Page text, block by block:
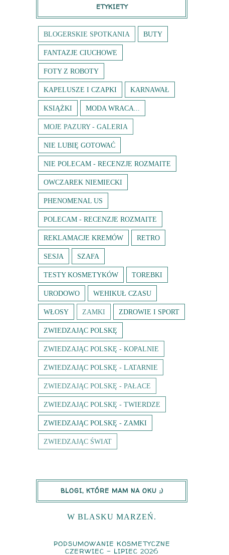
ETYKIETY
BLOGERSKIE SPOTKANIA BUTY
FANTAZJE CIUCHOWE
FOTY Z ROBOTY
KAPELUSZE I CZAPKI KARNAWAŁ
KSIĄŻKI MODA WRACA...
MOJE PAZURY - GALERIA
NIE LUBIĘ GOTOWAĆ
NIE POLECAM - RECENZJE ROZMAITE
OWCZAREK NIEMIECKI
PHENOMENAL US
POLECAM - RECENZJE ROZMAITE
REKLAMACJE KREMÓW RETRO
SESJA SZAFA
TESTY KOSMETYKÓW TOREBKI
URODOWO WEHIKUŁ CZASU
WŁOSY ZAMKI ZDROWIE I SPORT
ZWIEDZAJĄC POLSKĘ
ZWIEDZAJĄC POLSKĘ - KOPALNIE
ZWIEDZAJĄC POLSKĘ - LATARNIE
ZWIEDZAJĄC POLSKĘ - PAŁACE
ZWIEDZAJĄC POLSKĘ - TWIERDZE
ZWIEDZAJĄC POLSKĘ - ZAMKI
ZWIEDZAJĄC ŚWIAT
BLOGI, KTÓRE MAM NA OKU ;)
W BLASKU MARZEŃ.
PODSUMOWANIE KOSMETYCZNE
CZERWIEC - LIPIEC 2026